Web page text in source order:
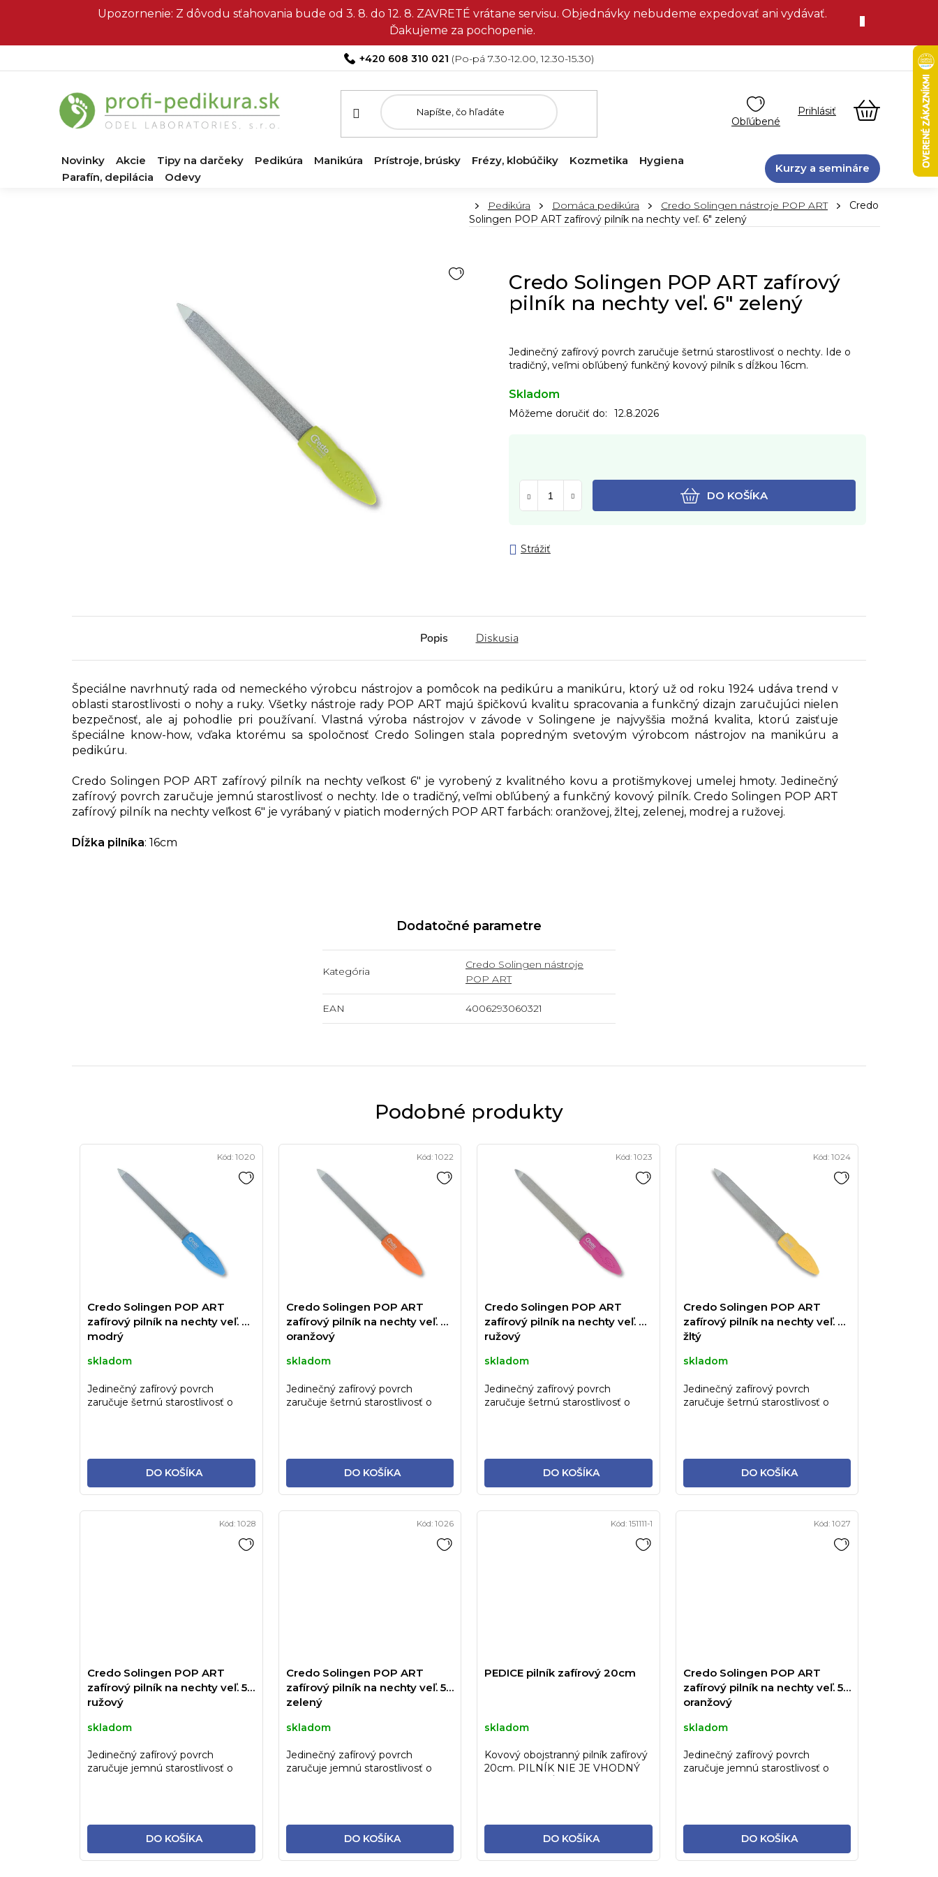
Upozornenie: Z dôvodu sťahovania bude od 3. 8. do 12. 8. ZAVRETÉ vrátane servisu. Objednávky nebudeme expedovať ani vydávať.
Ďakujeme za pochopenie.
+420 608 310 021
NÁKUPNÝ
KOŠÍK
Novinky Akcie Tipy na darčeky Pedikúra Manikúra Prístroje, brúsky Frézy, klobúčiky Kozmetika
Hygiena
Parafín, depilácia
Odevy
Kurzy a semináre
DomovPedikúra Domáca pedikúra Credo Solingen nástroje POP ART
Credo
Solingen POP ART zafírový pilník na nechty veľ. 6" zelený
Credo Solingen POP ART zafírový
pilník na nechty veľ. 6" zelený
Jedinečný zafírový povrch zaručuje šetrnú starostlivosť o nechty. Ide o
tradičný, veľmi obľúbený funkčný kovový pilník s dĺžkou 16cm.
Skladom
Môžeme doručiť do: 12.8.2026
DO KOŠÍKA
Strážiť
Popis Diskusia
Špeciálne navrhnutý rada od nemeckého výrobcu nástrojov a pomôcok na pedikúru a manikúru, ktorý už od roku 1924 udáva trend v
oblasti starostlivosti o nohy a ruky. Všetky nástroje rady POP ART majú špičkovú kvalitu spracovania a funkčný dizajn zaručujúci nielen
bezpečnosť, ale aj pohodlie pri používaní. Vlastná výroba nástrojov v závode v Solingene je najvyššia možná kvalita, ktorú zaisťuje
špeciálne know-how, vďaka ktorému sa spoločnosť Credo Solingen stala popredným svetovým výrobcom nástrojov na manikúru a
pedikúru.
Credo Solingen POP ART zafírový pilník na nechty veľkost 6" je vyrobený z kvalitného kovu a protišmykovej umelej hmoty. Jedinečný
zafírový povrch zaručuje jemnú starostlivosť o nechty. Ide o tradičný, veľmi obľúbený a funkčný kovový pilník. Credo Solingen POP ART
zafírový pilník na nechty veľkost 6" je vyrábaný v piatich moderných POP ART farbách: oranžovej, žltej, zelenej, modrej a ružovej.
Dĺžka pilníka: 16cm
Dodatočné parametre
Kategória
Credo Solingen nástroje
POP ART
EAN 4006293060321
Podobné produkty
Credo Solingen POP ART
zafírový pilník na nechty veľ. 6"
modrý
skladom
DO KOŠÍKA
Jedinečný zafírový povrch
zaručuje šetrnú starostlivosť o
Kód: 1020
Credo Solingen POP ART
zafírový pilník na nechty veľ. 6"
oranžový
skladom
DO KOŠÍKA
Jedinečný zafírový povrch
zaručuje šetrnú starostlivosť o
Kód: 1022
Credo Solingen POP ART
zafírový pilník na nechty veľ. 6"
ružový
skladom
DO KOŠÍKA
Jedinečný zafírový povrch
zaručuje šetrnú starostlivosť o
Kód: 1023
Credo Solingen POP ART
zafírový pilník na nechty veľ. 6"
žltý
skladom
DO KOŠÍKA
Jedinečný zafírový povrch
zaručuje šetrnú starostlivosť o
Kód: 1024
Credo Solingen POP ART
zafírový pilník na nechty veľ. 5"
ružový
skladom
DO KOŠÍKA
Jedinečný zafírový povrch
zaručuje jemnú starostlivosť o
Kód: 1028
Credo Solingen POP ART
zafírový pilník na nechty veľ. 5"
zelený
skladom
DO KOŠÍKA
Jedinečný zafírový povrch
zaručuje jemnú starostlivosť o
Kód: 1026
PEDICE pilník zafírový 20cm
skladom
DO KOŠÍKA
Kovový obojstranný pilník zafírový
20cm. PILNÍK NIE JE VHODNÝ
Kód: 151111-1
Credo Solingen POP ART
zafírový pilník na nechty veľ. 5"
oranžový
skladom
DO KOŠÍKA
Jedinečný zafírový povrch
zaručuje jemnú starostlivosť o
Kód: 1027